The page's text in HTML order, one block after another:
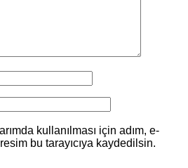
kullanılması için adım, e-
bu tarayıcıya kaydedilsin.